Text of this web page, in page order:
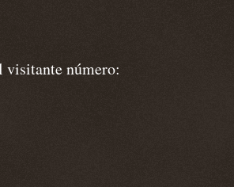
visitante número: